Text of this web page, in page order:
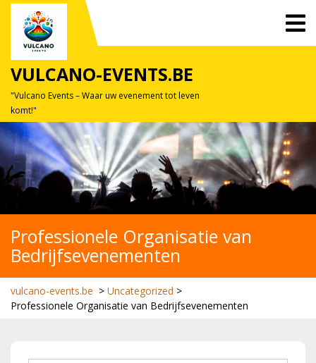
Skip
content
VULCANO-EVENTS.BE
"Vulcano Events – Waar uw evenement tot leven
komt!"
Professionele Organisatie van
Bedrijfsevenementen
vulcano-events.be > Uncategorized >
Professionele Organisatie van Bedrijfsevenementen